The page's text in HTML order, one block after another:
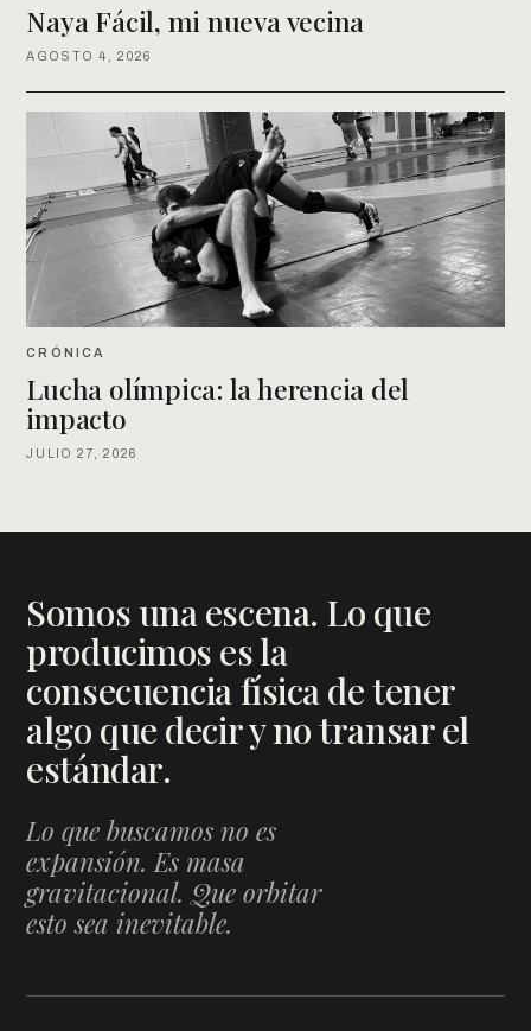
Naya Fácil, mi nueva vecina
AGOSTO 4, 2026
CRÓNICA
Lucha olímpica: la herencia del
impacto
JULIO 27, 2026
Somos una escena. Lo que
producimos es la
consecuencia física de tener
algo que decir y no transar el
estándar.
Lo que buscamos no es
expansión. Es masa
gravitacional. Que orbitar
esto sea inevitable.